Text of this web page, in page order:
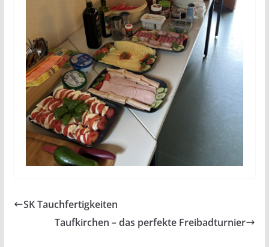
SK Tauchfertigkeiten
Taufkirchen – das perfekte Freibadturnier